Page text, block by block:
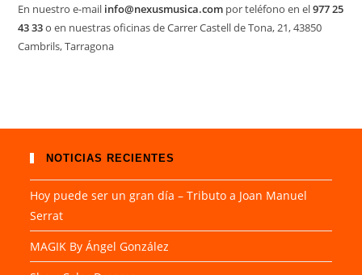
En nuestro e-mail info@nexusmusica.com por teléfono en el977 25
43 33o en nuestras oficinas de Carrer Castell de Tona, 21, 43850
Cambrils, Tarragona
NOTICIAS RECIENTES
Hoy puede ser un gran día – Tributo a Joan Manuel
Serrat
MAGIK By Ángel González